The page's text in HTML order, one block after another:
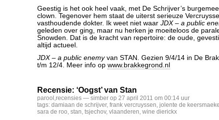
Geestig is het ook heel vaak, met De Schrijver’s
clown. Tegenover hem staat de uiterst serieuze
vasthoudende dokter. Ik weet niet waar JDX – a public
geleden over ging, maar nu herken je moeiteloos de
Snowden. Dat is de kracht van repertoire: de oude,
altijd actueel.
JDX – a public enemyvan STAN. Gezien 9/4/14 in De
t/m 12/4. Meer info op www.brakkegrond.nl
Recensie: ‘Oogst’ van Stan
parool ,recensies — simber op 27 april 2011 om 00:14 uur
tags: damiaan de schrijver, frank vercruyssen, jolente de
sara de roo, stan, tsjechov, vlaanderen, wine dierickx